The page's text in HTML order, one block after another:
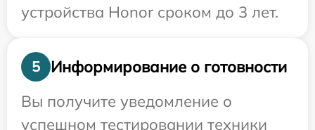
устройства Honor сроком до 3 лет.
5
Информирование о готовности
Вы получите уведомление о
успешном тестировании техники